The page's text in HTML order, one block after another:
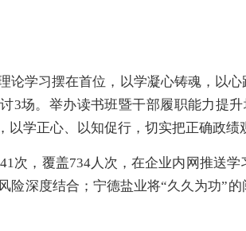
学习摆在首位，以学凝心铸魂，以
3场。举办读书班暨干部履职能力提
以学正心、以知促行，切实把正确政绩
次，覆盖734人次，在企业内网推送
深度结合；宁德盐业将“久久为功”